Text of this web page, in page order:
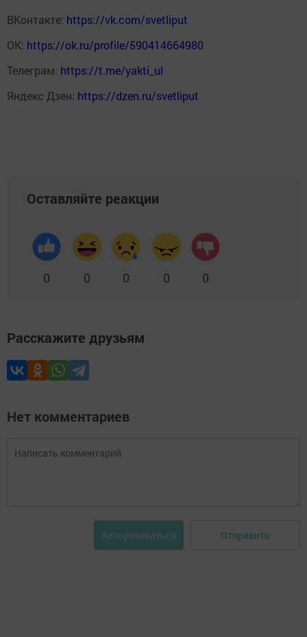
ВКонтакте: https://vk.com/svetliput
ОК: https://ok.ru/profile/590414664980
Телеграм: https://t.me/yakti_ul
Яндекс Дзен: https://dzen.ru/svetliput
Оставляйте реакции
0 0 0 0 0
Расскажите друзьям
Нет комментариев
Авторизоваться Отправить